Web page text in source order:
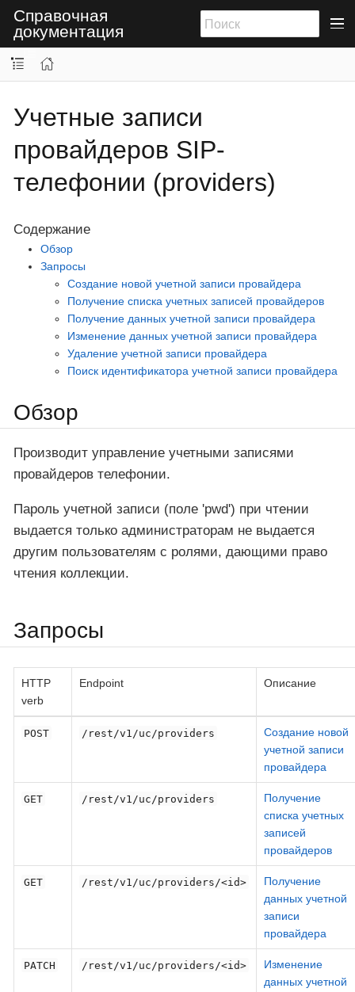
Справочная
документация
Учетные записи
провайдеров SIP-
телефонии (providers)
Содержание
Обзор
Запросы
Создание новой учетной записи провайдера
Получение списка учетных записей провайдеров
Получение данных учетной записи провайдера
Изменение данных учетной записи провайдера
Удаление учетной записи провайдера
Поиск идентификатора учетной записи провайдера
Обзор
Производит управление учетными записями
провайдеров телефонии.
Пароль учетной записи (поле 'pwd') при чтении
выдается только администраторам не выдается
другим пользователям с ролями, дающими право
чтения коллекции.
Запросы
HTTP
verb
Endpoint Описание
POST /rest/v1/uc/providers
Создание новой
учетной записи
провайдера
GET /rest/v1/uc/providers
Получение
списка учетных
записей
провайдеров
GET /rest/v1/uc/providers/<id>
Получение
данных учетной
записи
провайдера
PATCH /rest/v1/uc/providers/<id>
Изменение
данных учетной